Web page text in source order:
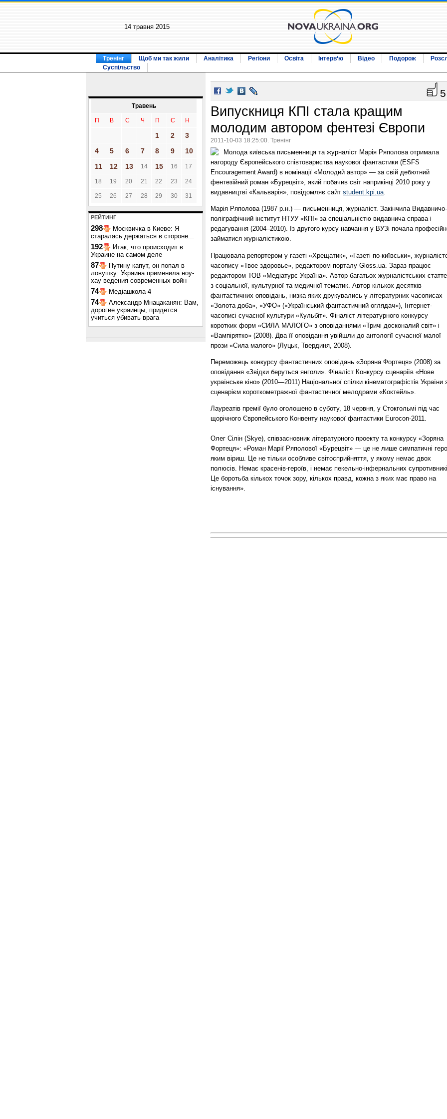
14 травня 2015
Тренінг Щоб ми так жили Аналітика Регіони Освіта Інтерв‘ю Відео Подорож
Суспільство
Травень
П В С Ч П С Н
1 2
3
4
5 6 7 8 9
10
11
12 13 14 15 16 17
18 19 20 21 22 23 24
25 26 27 28 29 30 31
РЕЙТИНГ
298
Москвичка в Киеве: Я
старалась держаться в стороне...
192
Итак, что происходит в
Украине на самом деле
87
Путину капут, он попал в
ловушку: Украина применила ноу-
хау ведения современных войн
74 Медіашкола-4
74
Александр Мнацаканян: Вам,
дорогие украинцы, придется
учиться убивать врага
5
Випускниця КПІ стала кращим
молодим автором фентезі Європи
2011-10-03 18:25:00. Тренінг
Молода київська письменниця та журналіст Марія Ряполова отримала
нагороду Європейського співтовариства наукової фантастики (ESFS
Encouragement Award) в номінації «Молодий автор» — за свій дебютний
фентезійний роман «Бурецвіт», який побачив світ наприкінці 2010 року у
видавництві «Кальварія», повідомляє сайт student.kpi.ua.
Марія Ряполова (1987 р.н.) — письменниця, журналіст. Закінчила Видавничо-
поліграфічний інститут НТУУ «КПІ» за спеціальністю видавнича справа і
редагування (2004–2010). Із другого курсу навчання у ВУЗі почала
займатися журналістикою.
Працювала репортером у газеті «Хрещатик», «Газеті по-київськи»,
часопису «Твое здоровье», редактором порталу Gloss.ua. Зараз працює
редактором ТОВ «Медіатурс Україна». Автор багатьох журналістських
з соціальної, культурної та медичної тематик. Автор кількох десятків
фантастичних оповідань, низка яких друкувались у літературних часописах
«Золота доба», «УФО» («Український фантастичний оглядач»), Інтернет-
часописі сучасної культури «Кульбіт». Фіналіст літературного конкурсу
коротких форм «СИЛА МАЛОГО» з оповіданнями «Тричі досконалий світ» і
«Вампірятко» (2008). Два її оповідання увійшли до антології сучасної малої
прози «Сила малого» (Луцьк, Твердиня, 2008).
Переможець конкурсу фантастичних оповідань «Зоряна Фортеця» (2008) за
оповідання «Звідки беруться янголи». Фіналіст Конкурсу сценаріїв «Нове
українське кіно» (2010—2011) Національної спілки кінематографістів України
сценарієм короткометражної фантастичної мелодрами «Коктейль».
Лауреатів премії було оголошено в суботу, 18 червня, у Стокгольмі під час
щорічного Європейського Конвенту наукової фантастики Eurocon-2011.
Олег Сілін (Skye), співзасновник літературного проекту та конкурсу «Зоряна
Фортеця»: «Роман Марії Ряполової «Бурецвіт» — це не лише симпатичні
яким віриш. Це не тільки особливе світосприйняття, у якому немає двох
полюсів. Немає красенів-героїв, і немає пекельно-інфернальних
Це боротьба кількох точок зору, кількох правд, кожна з яких має право на
існування».